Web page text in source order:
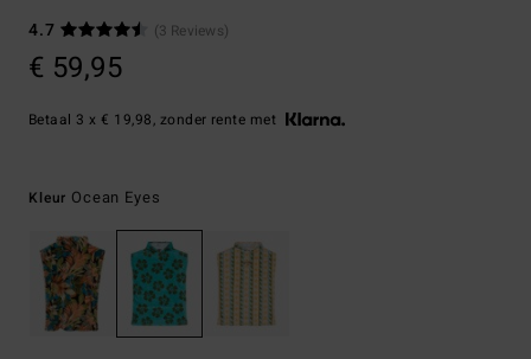
4.7
(3 Reviews)
€ 59,95
Betaal 3 x € 19,98, zonder rente met
Kleur Ocean Eyes